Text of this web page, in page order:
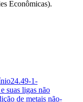
Econômicas).
24.49-1-
suas ligas não
de metais não-